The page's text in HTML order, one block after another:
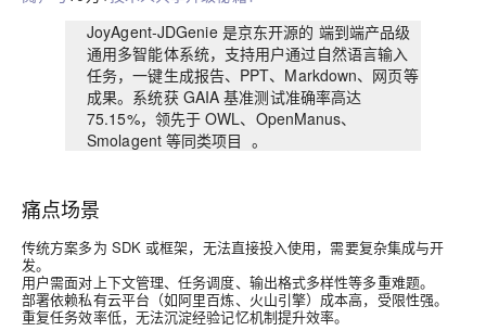
JoyAgent‑JDGenie 是京东开源的 端到端产品级
通用多智能体系统，支持用户通过自然语言输入
任务，一键生成报告、PPT、Markdown、网页等
成果。系统获 GAIA 基准测试准确率高达
75.15%，领先于 OWL、OpenManus、
Smolagent 等同类项目 。
痛点场景
传统方案多为 SDK 或框架，无法直接投入使用，需要复杂集成与开
发。
用户需面对上下文管理、任务调度、输出格式多样性等多重难题。
部署依赖私有云平台（如阿里百炼、火山引擎）成本高，受限性强。
重复任务效率低，无法沉淀经验记忆机制提升效率。